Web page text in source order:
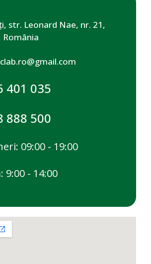
str. Leonard Nae, nr. 21,
România
401 035
888 500
09:00 - 19:00
9:00 - 14:00